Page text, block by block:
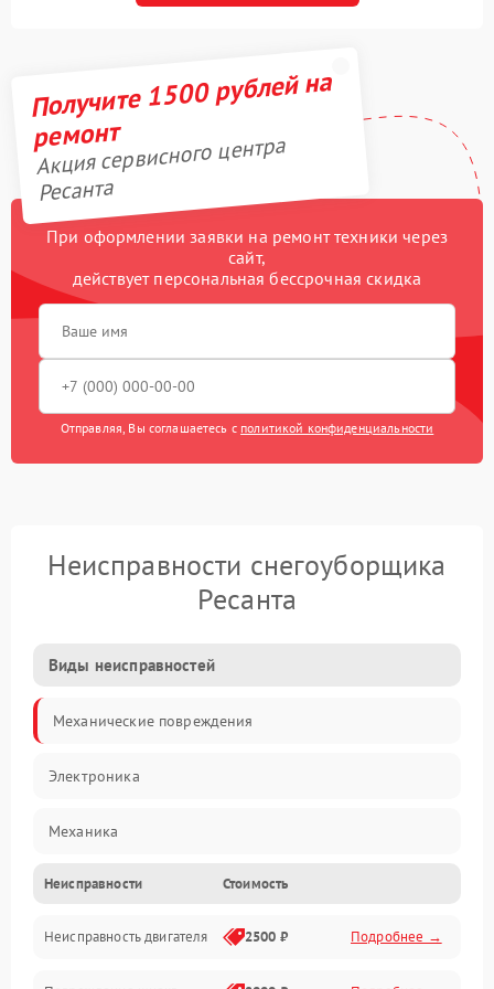
Получите 1500 рублей на
ремонт
Акция сервисного центра
Ресанта
При оформлении заявки на ремонт техники через
сайт,
действует персональная бессрочная скидка
Отправляя, Вы соглашаетесь с политикой конфиденциальности
Неисправности снегоуборщика
Ресанта
Виды неисправностей
Механические повреждения
Электроника
Механика
Трансмиссия
Электропитание
Неисправности Стоимость
Неисправность двигателя 2500 ₽ Подробнее →